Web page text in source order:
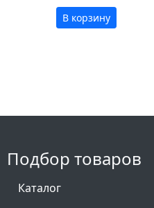
В корзину
Подбор товаров
Каталог